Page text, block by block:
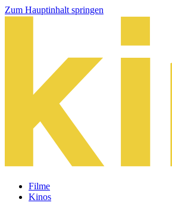
Zum Hauptinhalt springen
Filme
Kinos